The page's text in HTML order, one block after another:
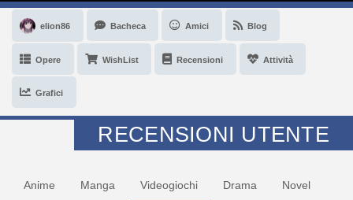
elion86 Bacheca Amici Blog
Opere WishList Recensioni Attività
Grafici
RECENSIONI UTENTE
Anime Manga Videogiochi Drama Novel